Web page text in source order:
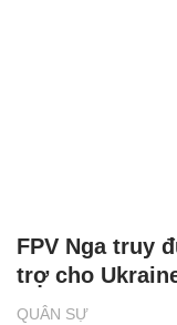
QUÂN SỰ
FPV Nga truy
trợ cho